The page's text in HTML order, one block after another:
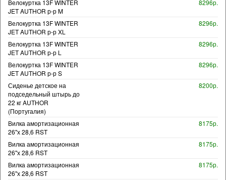
Велокуртка 13F WINTER
JET AUTHOR р-р M
8296р.
Велокуртка 13F WINTER
JET AUTHOR р-р XL
8296р.
Велокуртка 13F WINTER
JET AUTHOR р-р L
8296р.
Велокуртка 13F WINTER
JET AUTHOR р-р S
8296р.
Сиденье детское на
подседельный штырь до
22 кг AUTHOR
(Португалия)
8200р.
Вилка амортизационная
26"х 28,6 RST
8175р.
Вилка амортизационная
26"х 28,6 RST
8175р.
Вилка амортизационная
26"х 28,6 RST
8175р.